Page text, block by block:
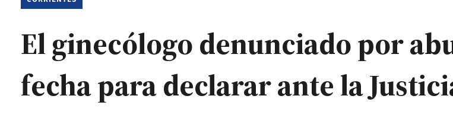
El ginecólogo denunciado por
fecha para declarar ante la